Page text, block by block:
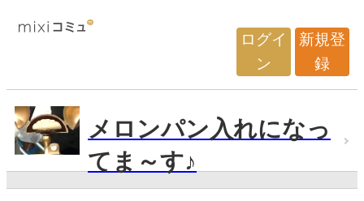
ログイ
ン
新規登
録
メロンパン入れになっ
てま～す♪